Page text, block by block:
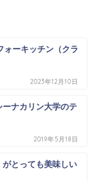
ォーキッチン（クラ
2023年12月10日
ーナカリン大学のテ
2019年5月18日
とっても美味しい